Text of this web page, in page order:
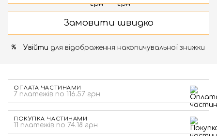
Замовити швидко
% Увійти для відображення накопичувальної знижки
ОПЛАТА ЧАСТИНАМИ
7 платежів по 116.57 грн
ПОКУПКА ЧАСТИНАМИ
11 платежів по 74.18 грн